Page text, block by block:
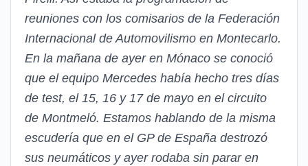
reuniones con los comisarios de la Federación
Internacional de Automovilismo en Montecarlo.
En la mañana de ayer en Mónaco se conoció
que el equipo Mercedes había hecho tres días
de test, el 15, 16 y 17 de mayo en el circuito
de Montmeló. Estamos hablando de la misma
escudería que en el GP de España destrozó
sus neumáticos y ayer rodaba sin parar en